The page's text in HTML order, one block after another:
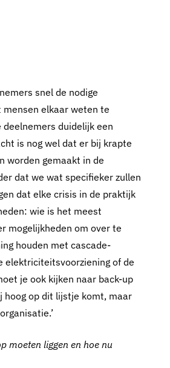
snel de nodige
elkaar weten te
duidelijk een
is nog wel dat er bij krapte
worden gemaakt in de
dat we wat specifieker zullen
dat elke crisis in de praktijk
wie is het meest
mogelijkheden om over te
houden met cascade-
elektriciteitsvoorziening of de
je ook kijken naar back-up
hoog op dit lijstje komt, maar
moeten liggen en hoe nu